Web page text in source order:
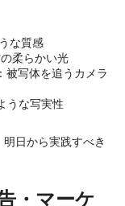
な質感
柔らかい光
被写体を追うカメラ
うな写実性
日から実践すべき
・マーケ